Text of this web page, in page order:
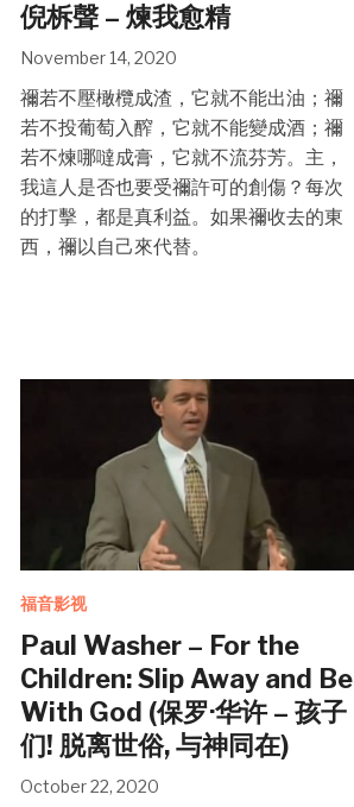
倪柝聲 – 煉我愈精
November 14, 2020
禰若不壓橄欖成渣，它就不能出油；禰
若不投葡萄入醡，它就不能變成酒；禰
若不煉哪噠成膏，它就不流芬芳。主，
我這人是否也要受禰許可的創傷？每次
的打擊，都是真利益。如果禰收去的東
西，禰以自己來代替。
福音影视
Paul Washer – For the
Children: Slip Away and Be
With God (保罗·华许 – 孩子
们! 脱离世俗, 与神同在)
October 22, 2020